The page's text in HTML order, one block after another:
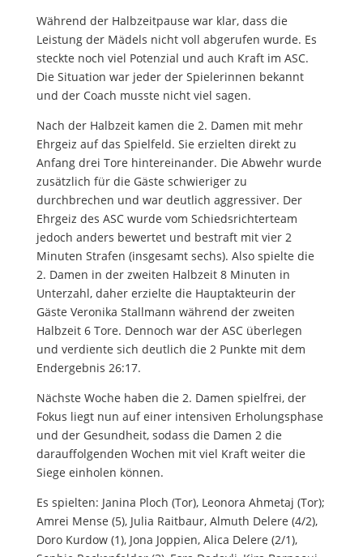
Während der Halbzeitpause war klar, dass die
Leistung der Mädels nicht voll abgerufen wurde. Es
steckte noch viel Potenzial und auch Kraft im ASC.
Die Situation war jeder der Spielerinnen bekannt
und der Coach musste nicht viel sagen.
Nach der Halbzeit kamen die 2. Damen mit mehr
Ehrgeiz auf das Spielfeld. Sie erzielten direkt zu
Anfang drei Tore hintereinander. Die Abwehr wurde
zusätzlich für die Gäste schwieriger zu
durchbrechen und war deutlich aggressiver. Der
Ehrgeiz des ASC wurde vom Schiedsrichterteam
jedoch anders bewertet und bestraft mit vier 2
Minuten Strafen (insgesamt sechs). Also spielte die
2. Damen in der zweiten Halbzeit 8 Minuten in
Unterzahl, daher erzielte die Hauptakteurin der
Gäste Veronika Stallmann während der zweiten
Halbzeit 6 Tore. Dennoch war der ASC überlegen
und verdiente sich deutlich die 2 Punkte mit dem
Endergebnis 26:17.
Nächste Woche haben die 2. Damen spielfrei, der
Fokus liegt nun auf einer intensiven Erholungsphase
und der Gesundheit, sodass die Damen 2 die
darauffolgenden Wochen mit viel Kraft weiter die
Siege einholen können.
Es spielten: Janina Ploch (Tor), Leonora Ahmetaj (Tor);
Amrei Mense (5), Julia Raitbaur, Almuth Delere (4/2),
Doro Kurdow (1), Jona Joppien, Alica Delere (2/1),